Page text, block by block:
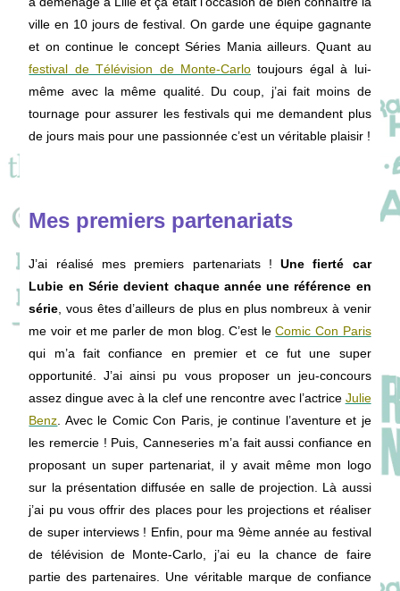
ville en 10 jours de festival. On garde une équipe gagnante
et on continue le concept Séries Mania ailleurs. Quant au
festival de Télévision de Monte-Carlo toujours égal à lui-
même avec la même qualité. Du coup, j’ai fait moins de
tournage pour assurer les festivals qui me demandent plus
de jours mais pour une passionnée c’est un véritable plaisir !
Mes premiers partenariats
J’ai réalisé mes premiers partenariats ! Une fierté car
Lubie en Série devient chaque année une référence en
série , vous êtes d’ailleurs de plus en plus nombreux à venir
me voir et me parler de mon blog. C’est leComic Con Paris
qui m’a fait confiance en premier et ce fut une super
opportunité. J’ai ainsi pu vous proposer un jeu-concours
assez dingue avec à la clef une rencontre avec l’actrice Julie
Benz . Avec le Comic Con Paris, je continue l’aventure et je
les remercie ! Puis, Canneseries m’a fait aussi confiance en
proposant un super partenariat, il y avait même mon logo
sur la présentation diffusée en salle de projection. Là aussi
j’ai pu vous offrir des places pour les projections et réaliser
de super interviews ! Enfin, pour ma 9ème année au festival
de télévision de Monte-Carlo, j’ai eu la chance de faire
partie des partenaires. Une véritable marque de confiance